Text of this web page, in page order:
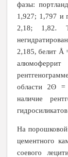
фазы:
1,927; 1,797 и
2,18; 1,82.
2,185, белит Å
области 2ʘ =
наличие
На порошковой
цементного
соевого